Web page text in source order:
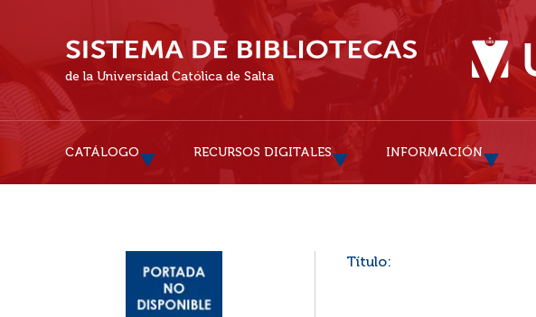
de la Universidad Católica de Salta
CATÁLOGO RECURSOS DIGITALES INFORMACIÓN
Título: